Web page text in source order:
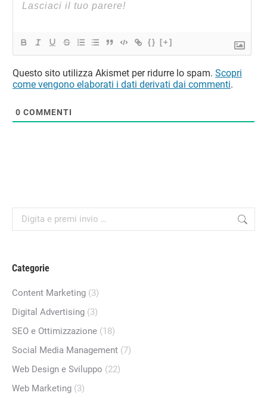
{} [+]
Questo sito utilizza Akismet per ridurre lo spam. Scopri
come vengono elaborati i dati derivati dai commenti.
0 COMMENTI
Cerca:
Categorie
Content Marketing (3)
Digital Advertising (3)
SEO e Ottimizzazione (18)
Social Media Management (7)
Web Design e Sviluppo (22)
Web Marketing (3)